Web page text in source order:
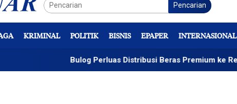
Pencarian
KRIMINAL POLITIK BISNIS EPAPER INTERNASIONAL
Bulog Perluas Distribusi Beras Premium ke Retail Modern